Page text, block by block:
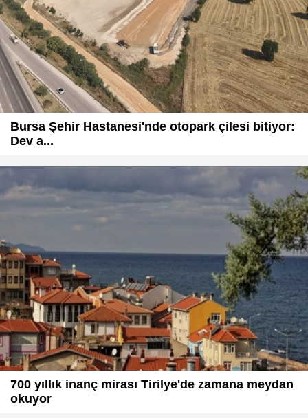
Bursa Şehir Hastanesi'nde otopark çilesi bitiyor:
Dev a...
700 yıllık inanç mirası Tirilye'de zamana meydan
okuyor